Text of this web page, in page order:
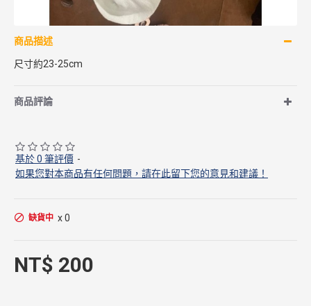
商品描述
尺寸約23-25cm
商品評論
基於 0 筆評價 -
如果您對本商品有任何問題，請在此留下您的意見和建議！
NT$ 200
缺貨中 x 0